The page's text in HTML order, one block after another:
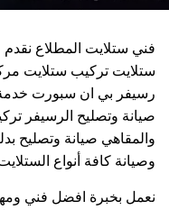
فني ستلايت المطلاع
ستلايت تركيب ستلايت
رسيفر بي ان سبورت
صيانة وتصليح الرسيفر
والمقاهي صيانة وتصليح
وصيانة كافة أنواع
نعمل بخبرة افضل فني